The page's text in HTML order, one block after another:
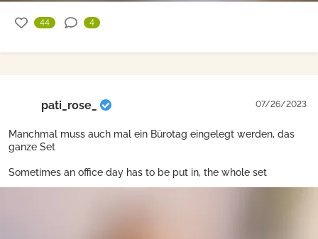
44 4
pati_rose_ 07/26/2023
Manchmal muss auch mal ein Bürotag eingelegt werden, das
ganze Set
Sometimes an office day has to be put in, the whole set